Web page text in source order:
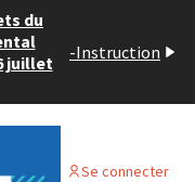
du
juillet
-Instruction
Se connecter